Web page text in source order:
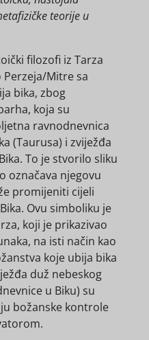
teorije u
filozofi iz Tarza
Mitre sa
bika, zbog
koja su
ravnodnevnica
(Taurusa) i zviježđa
To je stvorilo sliku
označava njegovu
promijeniti cijeli
Ovu simboliku je
koji je prikazivao
na isti način kao
koje ubija bika
duž nebeskog
u Biku) su
božanske kontrole